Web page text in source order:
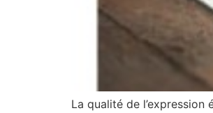
La qualité de